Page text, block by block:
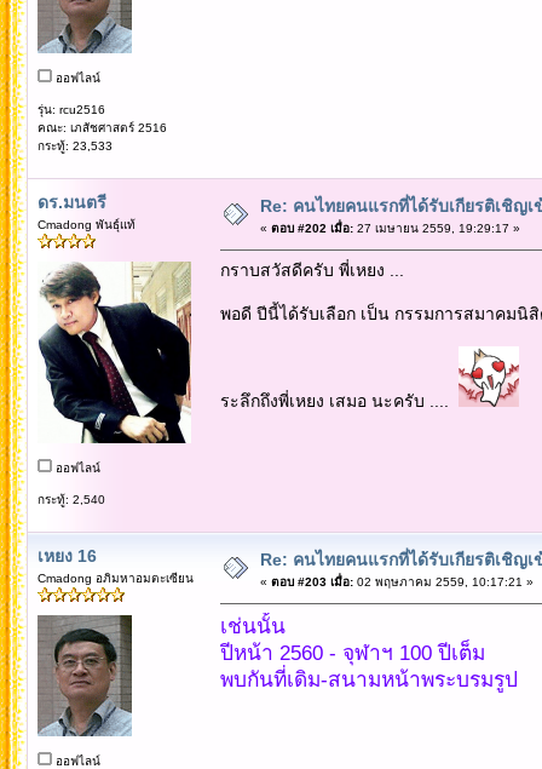
ออฟไลน์
รุ่น: rcu2516
คณะ: เภสัชศาสตร์ 2516
กระทู้: 23,533
ดร.มนตรี
Cmadong พันธุ์แท้
ออฟไลน์
กระทู้: 2,540
Re: คนไทยคนแรกที่ได้รับเกียรติเชิญ
« ตอบ #202 เมื่อ:27 เมษายน 2559, 19:29:17 »
กราบสวัสดีครับ พี่เหยง ...
พอดี ปีนี้ได้รับเลือก เป็น กรรมการสมาคมนิ
ระลึกถึงพี่เหยง เสมอ นะครับ ....
เหยง 16
Cmadong อภิมหาอมตะเซียน
ออฟไลน์
Re: คนไทยคนแรกที่ได้รับเกียรติเชิญ
« ตอบ #203 เมื่อ:02 พฤษภาคม 2559, 10:17:21 »
เช่นนั้น
ปีหน้า 2560 - จุฬาฯ 100 ปีเต็ม
พบกันที่เดิม-สนามหน้าพระบรมรูป